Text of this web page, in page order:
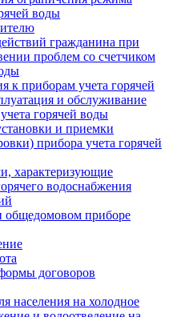
воды
гражданина при
проблем со счетчиком
к приборам учета горячей
и обслуживание
горячей воды
и приемки
прибора учета горячей
характеризующие
водоснабжения
общедомовом приборе
договоров
населения на холодное